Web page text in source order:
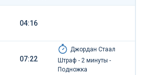
04:16
07:22
Джордан Стаал
Штраф - 2 минуты -
Подножка